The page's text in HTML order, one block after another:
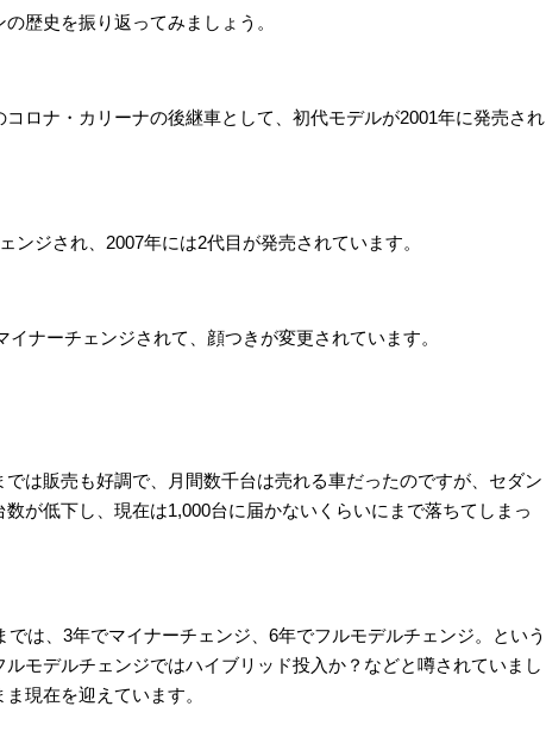
歴史を振り返ってみましょう。
ロナ・カリーナの後継車として、初代モデルが2001年に発売され
ンジされ、2007年には2代目が発売されています。
ナーチェンジされて、顔つきが変更されています。
は販売も好調で、月間数千台は売れる車だったのですが、セダン
が低下し、現在は1,000台に届かないくらいにまで落ちてしまっ
では、3年でマイナーチェンジ、6年でフルモデルチェンジ。という
モデルチェンジではハイブリッド投入か？などと噂されていまし
現在を迎えています。